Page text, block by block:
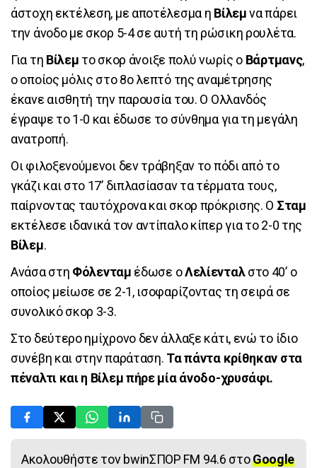
άστοχη εκτέλεση, με αποτέλεσμα η Βίλεμνα πάρει
την άνοδο με σκορ 5-4 σε αυτή τη ρώσικη ρουλέτα.
Για τη Βίλεμ το σκορ άνοιξε πολύ νωρίς ο Βάρτμανς,
ο οποίος μόλις στο 8ο λεπτό της αναμέτρησης
έκανε αισθητή την παρουσία του. Ο Ολλανδός
έγραψε το 1-0 και έδωσε το σύνθημα για τη μεγάλη
ανατροπή.
Οι φιλοξενούμενοι δεν τράβηξαν το πόδι από το
γκάζι και στο 17’ διπλασίασαν τα τέρματα τους,
παίρνοντας ταυτόχρονα και σκορ πρόκρισης. Ο Σταμ
εκτέλεσε ιδανικά τον αντίπαλο κίπερ για το 2-0 της
Βίλεμ.
Ανάσα στη Φόλενταμ έδωσε οΛελίενταλστο 40’ ο
οποίος μείωσε σε 2-1, ισοφαρίζοντας τη σειρά σε
συνολικό σκορ 3-3.
Στο δεύτερο ημίχρονο δεν άλλαξε κάτι, ενώ το ίδιο
συνέβη και στην παράταση. Τα πάντα κρίθηκαν στα
πέναλτι και η Βίλεμ πήρε μία άνοδο-χρυσάφι.
Ακολουθήστε τον bwinΣΠΟΡ FM 94.6 στοGoogle